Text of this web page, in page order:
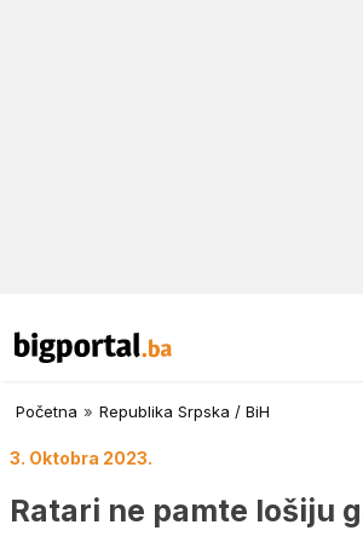
Početna » Republika Srpska / BiH
3. Oktobra 2023.
Ratari ne pamte lošiju